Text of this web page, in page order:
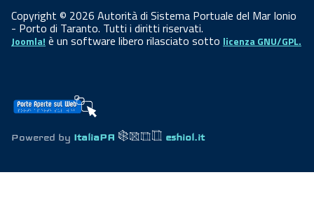
Copyright © 2026 Autorità di Sistema Portuale del Mar Ionio
- Porto di Taranto. Tutti i diritti riservati.
Joomla! è un software libero rilasciato sotto licenza GNU/GPL.
Powered by ItaliaPA eshiol.it